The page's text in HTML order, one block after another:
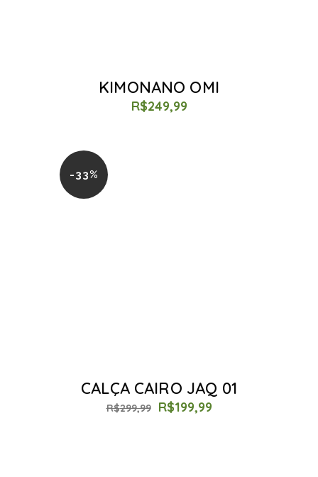
KIMONANO OMI
R$249,99
-33%
CALÇA CAIRO JAQ 01
R$299,99 R$199,99